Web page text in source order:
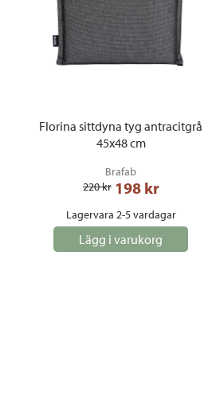
Florina sittdyna tyg antracitgrå
45x48 cm
Brafab
220 kr 198 kr
Lagervara 2-5 vardagar
Lägg i varukorg